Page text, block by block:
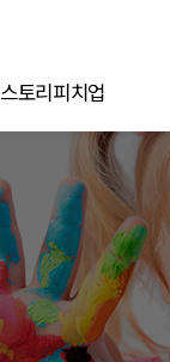
스토리피치업